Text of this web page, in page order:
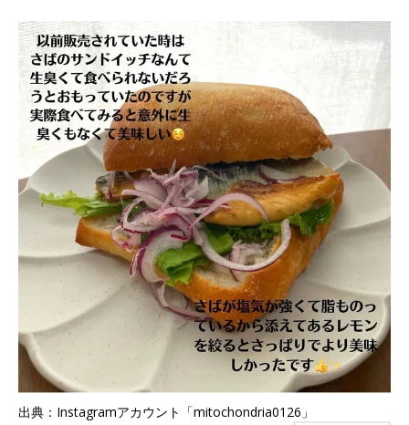
出典：Instagramアカウント「mitochondria0126」